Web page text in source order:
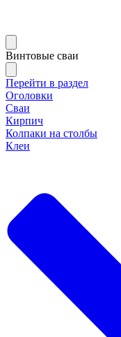
Винтовые сваи
Перейти в раздел
Оголовки
Сваи
Кирпич
Колпаки на столбы
Клеи